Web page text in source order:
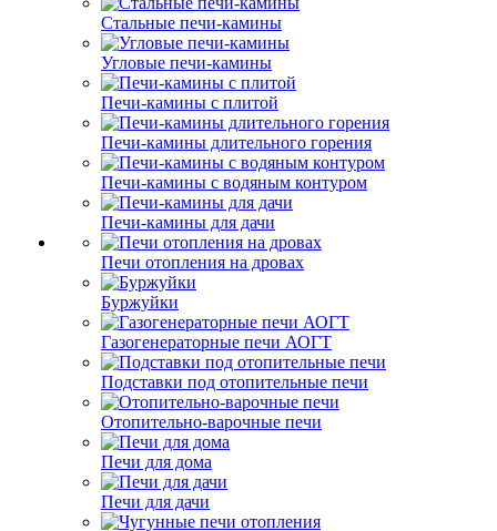
Стальные печи-камины
Угловые печи-камины
Печи-камины с плитой
Печи-камины длительного горения
Печи-камины с водяным контуром
Печи-камины для дачи
Печи отопления на дровах
Буржуйки
Газогенераторные печи АОГТ
Подставки под отопительные печи
Отопительно-варочные печи
Печи для дома
Печи для дачи